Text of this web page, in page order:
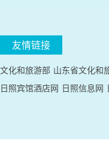
友情链接
文化和旅游部 山东省文化和
日照宾馆酒店网 日照信息网